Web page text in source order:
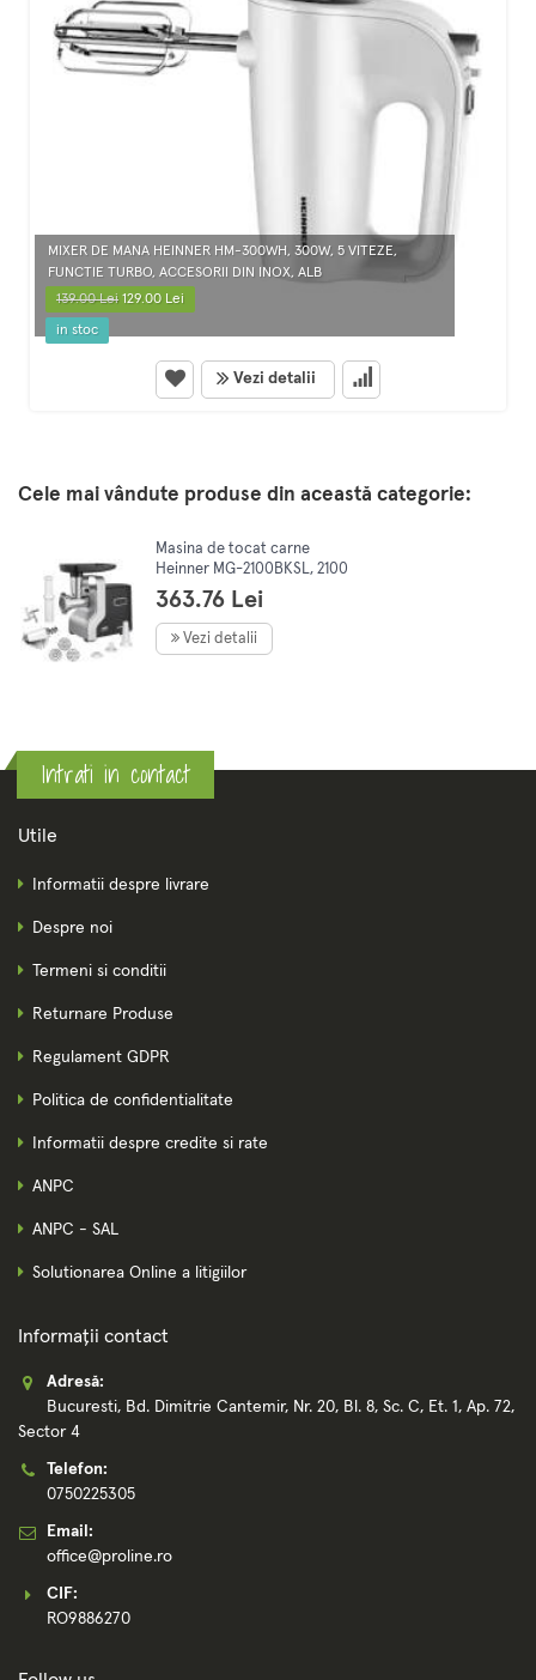
MIXER DE MANA HEINNER HM-300WH, 300W, 5 VITEZE,
FUNCTIE TURBO, ACCESORII DIN INOX, ALB
139.00 Lei129.00 Lei
in stoc
Vezi detalii
Cele mai vândute produse din această categorie:
Masina de tocat carne
Heinner MG-2100BKSL, 2100
W, Accesoriu rosii, Cutit Inox,
Negru/Argintiu
363.76 Lei
Vezi detalii
Intrati in contact
Utile
Informatii despre livrare
Despre noi
Termeni si conditii
Returnare Produse
Regulament GDPR
Politica de confidentialitate
Informatii despre credite si rate
ANPC
ANPC - SAL
Solutionarea Online a litigiilor
Informații contact
Adresă:
Bucuresti, Bd. Dimitrie Cantemir, Nr. 20, Bl. 8, Sc. C, Et. 1, Ap. 72,
Sector 4
Telefon:
0750225305
Email:
office@proline.ro
CIF:
RO9886270